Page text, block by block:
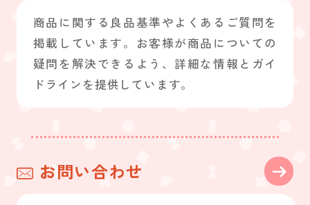
商品に関する良品基準やよくあるご質問を
掲載しています。お客様が商品についての
疑問を解決できるよう、詳細な情報とガイ
ドラインを提供しています。
お問い合わせ